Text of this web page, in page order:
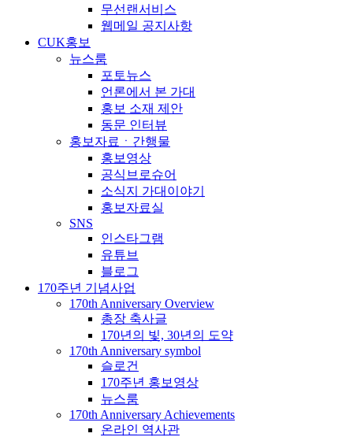
무선랜서비스
웹메일 공지사항
CUK홍보
뉴스룸
포토뉴스
언론에서 본 가대
홍보 소재 제안
동문 인터뷰
홍보자료ㆍ간행물
홍보영상
공식브로슈어
소식지 가대이야기
홍보자료실
SNS
인스타그램
유튜브
블로그
170주년 기념사업
170th Anniversary Overview
총장 축사글
170년의 빛, 30년의 도약
170th Anniversary symbol
슬로건
170주년 홍보영상
뉴스룸
170th Anniversary Achievements
온라인 역사관